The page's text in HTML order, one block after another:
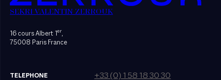
SEKRI VALENTIN ZERROUK
16 cours Albert 1er,
75008 Paris France
TELEPHONE +33 (0) 1 58 18 30 30